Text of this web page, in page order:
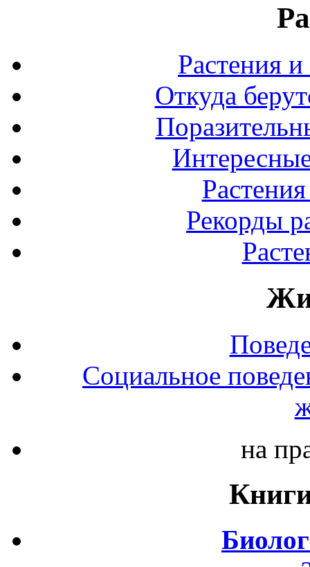
Растения
Откуда
Рекорды
Социальное
на